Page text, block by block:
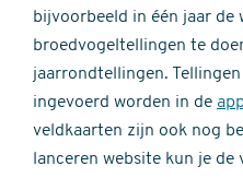
bijvoorbeeld in één jaar de
broedvogeltellingen te
jaarrondtellingen.
ingevoerd worden in de
veldkaarten zijn ook nog
lanceren website kun je